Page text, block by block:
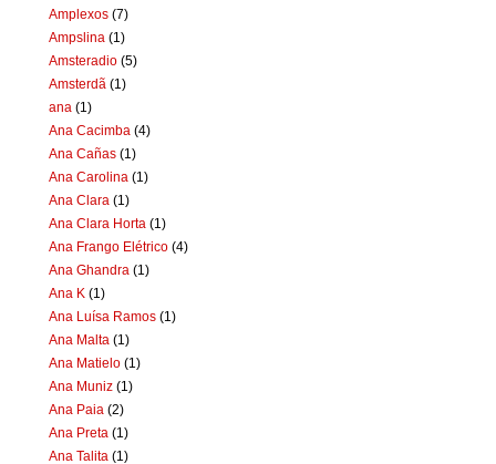
Amplexos (7)
Ampslina (1)
Amsteradio (5)
Amsterdã (1)
ana (1)
Ana Cacimba (4)
Ana Cañas (1)
Ana Carolina (1)
Ana Clara (1)
Ana Clara Horta (1)
Ana Frango Elétrico (4)
Ana Ghandra (1)
Ana K (1)
Ana Luísa Ramos (1)
Ana Malta (1)
Ana Matielo (1)
Ana Muniz (1)
Ana Paia (2)
Ana Preta (1)
Ana Talita (1)